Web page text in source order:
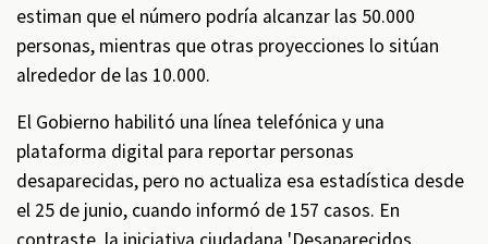
estiman que el número podría alcanzar las 50.000
personas, mientras que otras proyecciones lo sitúan
alrededor de las 10.000.
El Gobierno habilitó una línea telefónica y una
plataforma digital para reportar personas
desaparecidas, pero no actualiza esa estadística desde
el 25 de junio, cuando informó de 157 casos. En